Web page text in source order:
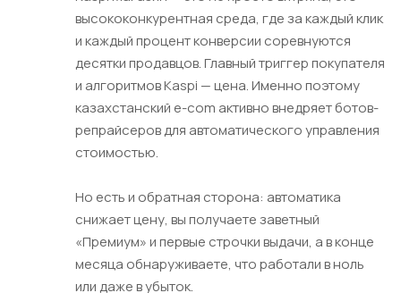
высококонкурентная среда, где за каждый клик
и каждый процент конверсии соревнуются
десятки продавцов. Главный триггер покупателя
и алгоритмов Kaspi — цена. Именно поэтому
казахстанский e-com активно внедряет ботов-
репрайсеров для автоматического управления
стоимостью.
Но есть и обратная сторона: автоматика
снижает цену, вы получаете заветный
«Премиум» и первые строчки выдачи, а в конце
месяца обнаруживаете, что работали в ноль
или даже в убыток.